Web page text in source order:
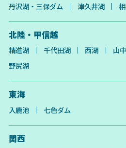
丹沢湖・三保ダム
津久井湖
北陸・甲信越
精進湖 千代田湖 西湖 山
野尻湖
東海
入鹿池 七色ダム
関西